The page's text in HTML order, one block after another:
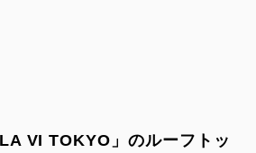
VI TOKYO」のルーフトッ